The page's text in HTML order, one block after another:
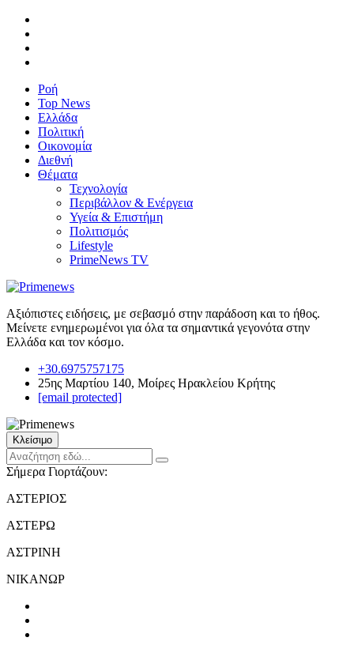
Ροή
Top News
Ελλάδα
Πολιτική
Οικονομία
Διεθνή
Θέματα
Τεχνολογία
Περιβάλλον & Ενέργεια
Υγεία & Επιστήμη
Πολιτισμός
Lifestyle
PrimeNews TV
Αξιόπιστες ειδήσεις, με σεβασμό στην παράδοση και το ήθος.
Μείνετε ενημερωμένοι για όλα τα σημαντικά γεγονότα στην
Ελλάδα και τον κόσμο.
+30.6975757175
25ης Μαρτίου 140, Μοίρες Ηρακλείου Κρήτης
[email protected]
Κλείσιμο
Σήμερα Γιορτάζουν:
ΑΣΤΕΡΙΟΣ
ΑΣΤΕΡΩ
ΑΣΤΡΙΝΗ
ΝΙΚΑΝΩΡ